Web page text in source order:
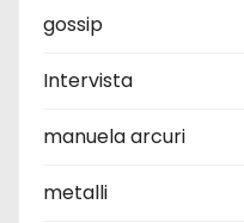
gossip
Intervista
manuela arcuri
metalli